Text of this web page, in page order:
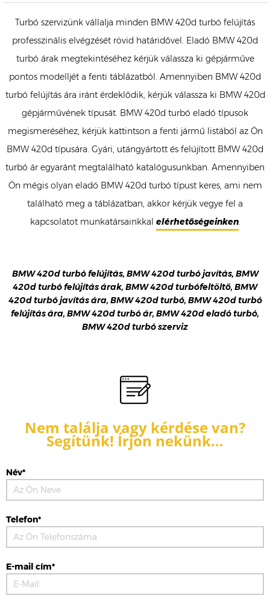
Turbó szervizünk vállalja minden BMW 420d turbó felújítás
professzinális elvégzését rövid határidővel. Eladó BMW 420d
turbó árak megtekintéséhez kérjük válassza ki gépjárműve
pontos modelljét a fenti táblázatból. Amennyiben BMW 420d
turbó felújítás ára iránt érdeklődik, kérjük válassza ki BMW 420d
gépjárművének típusát. BMW 420d turbó eladó típusok
megismeréséhez, kérjük kattintson a fenti jármű listából az Ön
BMW 420d típusára. Gyári, utángyártott és felújított BMW 420d
turbó ár egyaránt megtalálható katalógusunkban. Amennyiben
Ön mégis olyan eladó BMW 420d turbó típust keres, ami nem
található meg a táblázatban, akkor kérjük vegye fel a
kapcsolatot munkatársainkkal elérhetőségeinken.
BMW 420d turbó felújítás, BMW 420d turbó javítás, BMW
420d turbó felújítás árak, BMW 420d turbófeltöltő, BMW
420d turbó javítás ára, BMW 420d turbó, BMW 420d turbó
felújítás ára, BMW 420d turbó ár, BMW 420d eladó turbó,
BMW 420d turbó szerviz
Nem találja vagy kérdése van?
Segítünk! Írjon nekünk…
Név*
Telefon*
E-mail cím*